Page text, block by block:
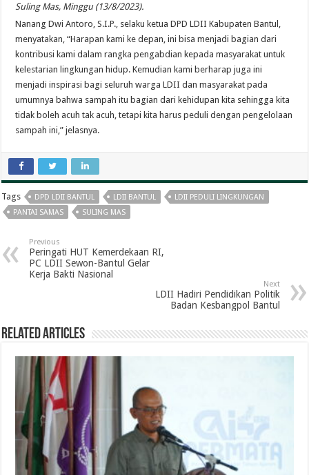
Suling Mas, Minggu (13/8/2023).
Nanang Dwi Antoro, S.I.P., selaku ketua DPD LDII Kabupaten Bantul,
menyatakan, “Harapan kami ke depan, ini bisa menjadi bagian dari
kontribusi kami dalam rangka pengabdian kepada masyarakat untuk
kelestarian lingkungan hidup. Kemudian kami berharap juga ini
menjadi inspirasi bagi seluruh warga LDII dan masyarakat pada
umumnya bahwa sampah itu bagian dari kehidupan kita sehingga kita
tidak boleh acuh tak acuh, tetapi kita harus peduli dengan pengelolaan
sampah ini,” jelasnya.
Tags DPD LDII BANTUL LDII BANTUL
LDII PEDULI LINGKUNGAN
PANTAI SAMAS
SULING MAS
Previous
Peringati HUT Kemerdekaan RI,
PC LDII Sewon-Bantul Gelar
Kerja Bakti Nasional
Next
LDII Hadiri Pendidikan Politik
Badan Kesbangpol Bantul
Related Articles